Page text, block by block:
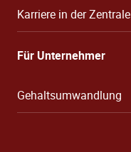
Karriere in der Zentrale
Für Unternehmer
Gehaltsumwandlung